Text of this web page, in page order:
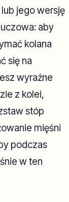
jego wersję
aby
kolana
się na
wyraźne
z kolei,
stóp
mięśni
podczas
w ten